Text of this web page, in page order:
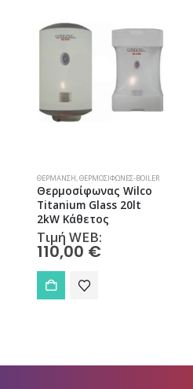
ΦΥΣΙΚΌ ΑΈΡΙΟΘΈΡΜΑΝΣΗ ΘΕΡΜΟΣΊΦΩΝΕΣ-BOILER
Θερμοσίφωνας Wilco
Titanium Glass 20lt
2kW Κάθετος
Τιμή WEB:
110,00 €